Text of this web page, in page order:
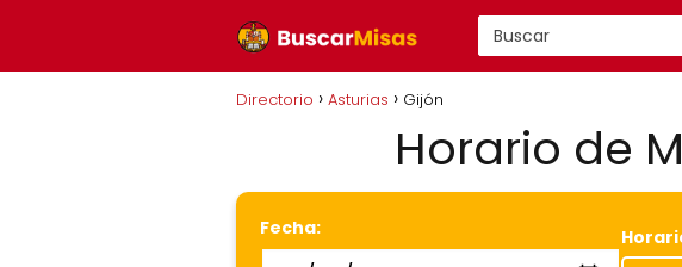
Directorio Asturias Gijón
Horario de
Fecha: